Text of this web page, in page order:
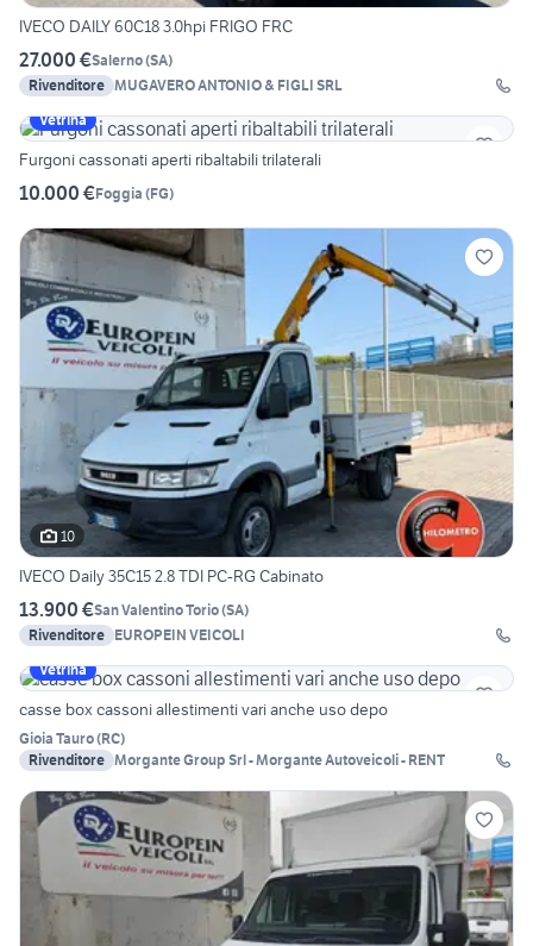
IVECO DAILY 60C18 3.0hpi FRIGO FRC
27.000 €Salerno(SA)
Rivenditore MUGAVERO ANTONIO & FIGLI SRL
Vetrina
Furgoni cassonati aperti ribaltabili trilaterali
10.000 €Foggia (FG)
10
IVECO Daily 35C15 2.8 TDI PC-RG Cabinato
13.900 €San Valentino Torio(SA)
Rivenditore EUROPEIN VEICOLI
Vetrina
casse box cassoni allestimenti vari anche uso depo
Gioia Tauro(RC)
Rivenditore Morgante Group Srl - Morgante Autoveicoli - RENT